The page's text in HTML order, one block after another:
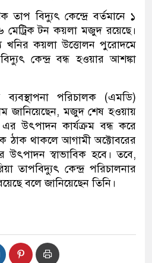
তাপ বিদ্যুৎ কেন্দ্রে বর্তমানে ১
টন কয়লা মজুদ রয়েছে।
খনির কয়লা উত্তোলন পুরোদমে
কেন্দ্র বন্ধ হওয়ার আশঙ্কা
পরিচালক (এমডি)
জানিয়েছেন, মজুদ শেষ হওয়ায়
উৎপাদন কার্যক্রম বন্ধ করে
ঠাক থাকলে আগামী অক্টোবরের
উৎপাদন স্বাভাবিক হবে। তবে,
তাপবিদ্যুৎ কেন্দ্র পরিচালনার
বলে জানিয়েছেন তিনি।